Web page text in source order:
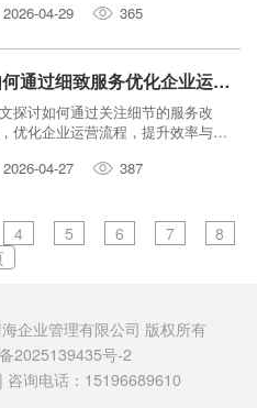
2026-04-29
365
如何通过细致服务优化企业运营流程？
探讨如何通过关注细节的服务改
优化企业运营流程，提升效率与客
2026-04-27
387
4 5 6 7
8
企业管理有限公司 版权所有
2025139435号-2
咨询电话：15196689610